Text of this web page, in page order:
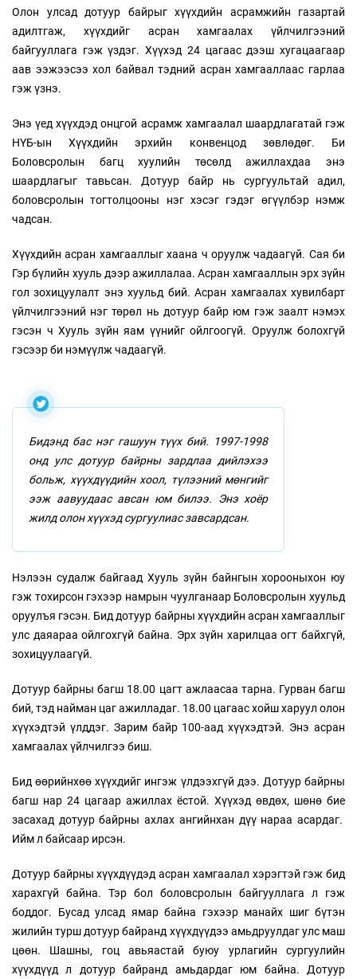
Олон улсад дотуур байрыг хүүхдийн асрамжийн газартай
адилтгаж, хүүхдийг асран хамгаалах үйлчилгээний
байгууллага гэж үздэг. Хүүхэд 24 цагаас дээш хугацаагаар
аав ээжээсээ хол байвал тэдний асран хамгааллаас гарлаа
гэж үзнэ.
Энэ үед хүүхдэд онцгой асрамж хамгаалал шаардлагатай гэж
НҮБ-ын Хүүхдийн эрхийн конвенцод зөвлөдөг. Би
Боловсролын багц хуулийн төсөлд ажиллахдаа энэ
шаардлагыг тавьсан. Дотуур байр нь сургуультай адил,
боловсролын тогтолцооны нэг хэсэг гэдэг өгүүлбэр нэмж
чадсан.
Хүүхдийн асран хамгааллыг хаана ч оруулж чадаагүй. Сая би
Гэр бүлийн хууль дээр ажиллалаа. Асран хамгааллын эрх зүйн
гол зохицуулалт энэ хуульд бий. Асран хамгаалах хувилбарт
үйлчилгээний нэг төрөл нь дотуур байр юм гэж заалт нэмэх
гэсэн ч Хууль зүйн яам үүнийг ойлгоогүй. Оруулж болохгүй
гэсээр би нэмүүлж чадаагүй.
Бидэнд бас нэг гашуун түүх бий. 1997-1998
онд улс дотуур байрны зардлаа дийлэхээ
больж, хүүхдүүдийн хоол, түлээний мөнгийг
ээж аавуудаас авсан юм билээ. Энэ хоёр
жилд олон хүүхэд сургуулиас завсардсан.
Нэлээн судалж байгаад Хууль зүйн байнгын хорооныхон юу
гэж тохирсон гэхээр намрын чуулганаар Боловсролын хуульд
оруулъя гэсэн. Бид дотуур байрны хүүхдийн асран хамгааллыг
улс даяараа ойлгохгүй байна. Эрх зүйн харилцаа огт байхгүй,
зохицуулаагүй.
Дотуур байрны багш 18.00 цагт ажлаасаа тарна. Гурван багш
бий, тэд найман цаг ажилладаг. 18.00 цагаас хойш харуул олон
хүүхэдтэй үлддэг. Зарим байр 100-аад хүүхэдтэй. Энэ асран
хамгаалах үйлчилгээ биш.
Бид өөрийнхөө хүүхдийг ингэж үлдээхгүй дээ. Дотуур байрны
багш нар 24 цагаар ажиллах ёстой. Хүүхэд өвдөх, шөнө бие
засахад дотуур байрны ахлах ангийнхан дүү нараа асардаг.
Ийм л байсаар ирсэн.
Дотуур байрны хүүхдүүдэд асран хамгаалал хэрэгтэй гэж бид
харахгүй байна. Тэр бол боловсролын байгууллага л гэж
боддог. Бусад улсад ямар байна гэхээр манайх шиг бүтэн
жилийн турш дотуур байранд хүүхдүүдээ амьдруулдаг улс маш
цөөн. Шашны, гоц авьяастай буюу урлагийн сургуулийн
хүүхдүүд л дотуур байранд амьдардаг юм байна. Дотуур